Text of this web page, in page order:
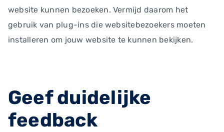
website kunnen bezoeken. Vermijd daarom het
gebruik van plug-ins die websitebezoekers moeten
installeren om jouw website te kunnen bekijken.
Geef duidelijke
feedback